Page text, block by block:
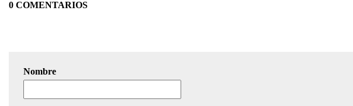
0 COMENTARIOS
Nombre